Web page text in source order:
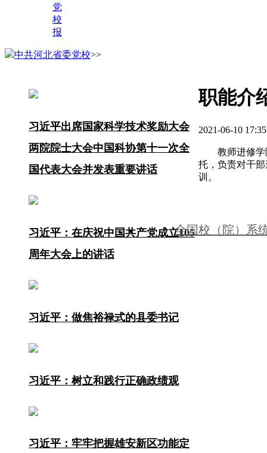
党
校
报
中共河北省委党校>>
习近平出席国家科学技术奖励大会
两院院士大会中国科协第十一次全
国代表大会并发表重要讲话
习近平：在庆祝中国共产党成立105
周年大会上的讲话
习近平：做焦裕禄式的县委书记
习近平：树立和践行正确政绩观
习近平：牢牢把握雄安新区功能定
职能介
2021-06-10
教师进修
托，负责对干
训。
全国校（院）系